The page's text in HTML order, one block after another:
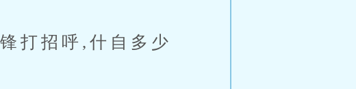
打招呼,什自多少